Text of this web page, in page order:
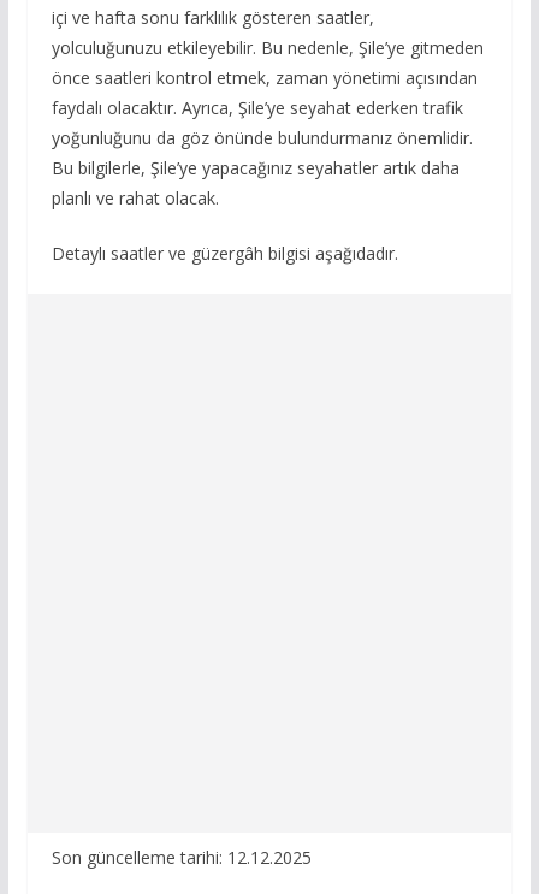
içi ve hafta sonu farklılık gösteren saatler,
yolculuğunuzu etkileyebilir. Bu nedenle, Şile’ye gitmeden
önce saatleri kontrol etmek, zaman yönetimi açısından
faydalı olacaktır. Ayrıca, Şile’ye seyahat ederken trafik
yoğunluğunu da göz önünde bulundurmanız önemlidir.
Bu bilgilerle, Şile’ye yapacağınız seyahatler artık daha
planlı ve rahat olacak.
Detaylı saatler ve güzergâh bilgisi aşağıdadır.
Son güncelleme tarihi: 12.12.2025